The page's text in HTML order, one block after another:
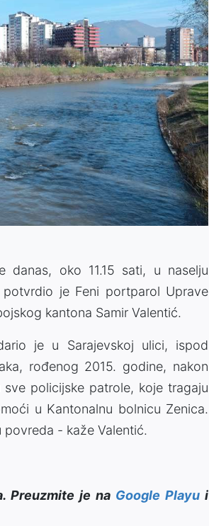
oko 11.15 sati, u naselju
je Feni portparol Uprave
kantona Samir Valentić.
je u Sarajevskoj ulici, ispod
rođenog 2015. godine, nakon
policijske patrole, koje tragaju
u Kantonalnu bolnicu Zenica.
povreda - kaže Valentić.
Preuzmite je na Google Playui